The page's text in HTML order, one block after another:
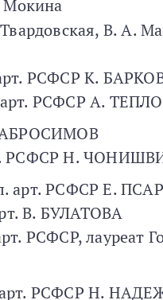
Мокина
В. А.
РСФСР К.
РСФСР А.
РСФСР Н.
арт. РСФСР Е.
В. БУЛАТОВА
РСФСР, лауреат
РСФСР Н.